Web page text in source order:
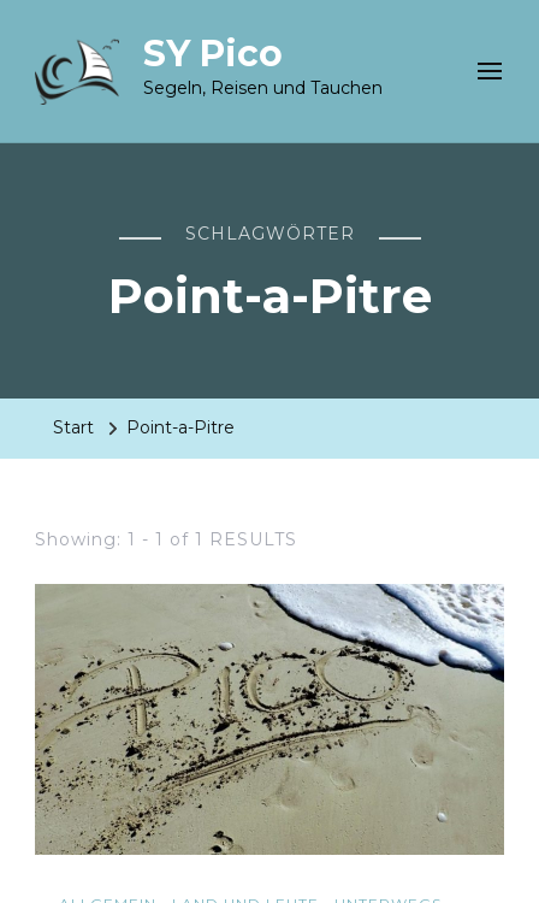
SY Pico
Segeln, Reisen und Tauchen
SCHLAGWÖRTER
Point-a-Pitre
Start Point-a-Pitre
Showing: 1 - 1 of 1 RESULTS